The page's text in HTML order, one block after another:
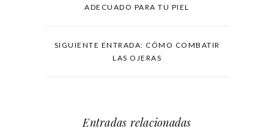
ADECUADO PARA TU PIEL
SIGUIENTE ENTRADA: CÓMO COMBATIR
LAS OJERAS
Entradas relacionadas